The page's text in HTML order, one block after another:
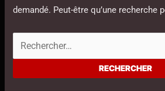
demandé. Peut-être qu’une recherche